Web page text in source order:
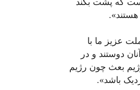
که پشت بکند
عزیز ما با
دوستند و در
بعث چون رژیم
باشد».